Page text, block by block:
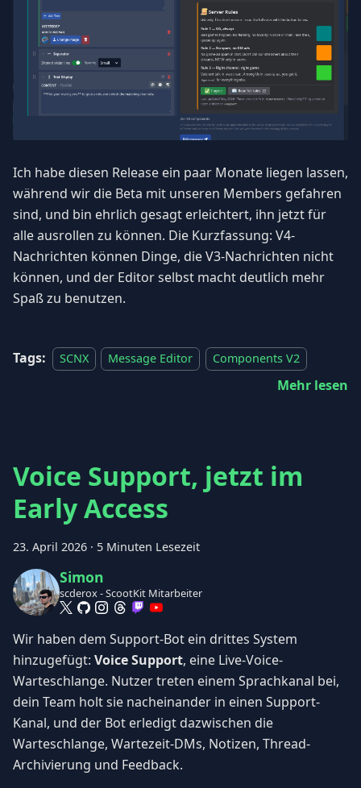
Ich habe diesen Release ein paar Monate liegen lassen,
während wir die Beta mit unseren Members gefahren
sind, und bin ehrlich gesagt erleichtert, ihn jetzt für
alle ausrollen zu können. Die Kurzfassung: V4-
Nachrichten können Dinge, die V3-Nachrichten nicht
können, und der Editor selbst macht deutlich mehr
Spaß zu benutzen.
Tags: SCNX Message Editor Components V2
Mehr lesen
Voice Support, jetzt im
Early Access
23. April 2026 · 5 Minuten Lesezeit
Simon
scderox - ScootKit Mitarbeiter
Wir haben dem Support-Bot ein drittes System
hinzugefügt: Voice Support, eine Live-Voice-
Warteschlange. Nutzer treten einem Sprachkanal bei,
dein Team holt sie nacheinander in einen Support-
Kanal, und der Bot erledigt dazwischen die
Warteschlange, Wartezeit-DMs, Notizen, Thread-
Archivierung und Feedback.